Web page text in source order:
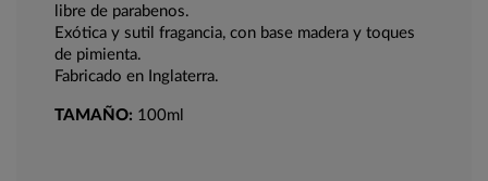
libre de parabenos.
Exótica y sutil fragancia, con base madera y toques
de pimienta.
Fabricado en Inglaterra.
TAMAÑO: 100ml